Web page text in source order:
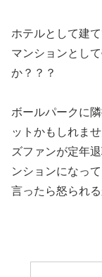
ホテルとして建
マンションとし
か？？？
ボールパークに
ットかもしれま
ズファンが定年
ンションになっ
言ったら怒られ